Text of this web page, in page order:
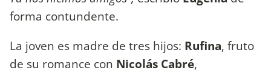
forma contundente.
La joven es madre de tres hijos: Rufina, fruto
de su romance con Nicolás Cabré,